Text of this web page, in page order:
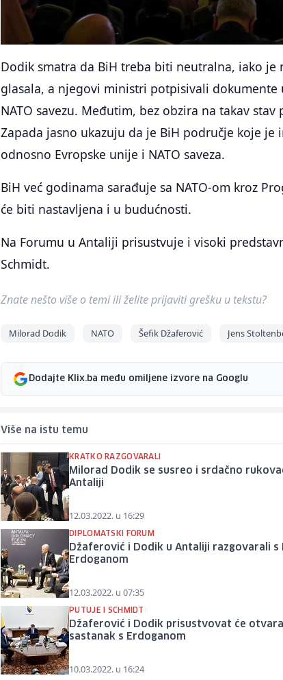
Dodik smatra da BiH treba biti neutralna, iako je
glasala, a njegovi ministri potpisivali dokumente
NATO savezu. Međutim, bez obzira na takav stav
Zapada jasno ukazuju da je BiH područje koje je
odnosno Evropske unije i NATO saveza.
BiH već godinama sarađuje sa NATO-om kroz
će biti nastavljena i u budućnosti.
Na Forumu u Antaliji prisustvuje i visoki
Schmidt.
Znate nešto više o temi ili želite prijaviti grešku u tekstu?
Milorad Dodik NATO Šefik Džaferović Jens
Dodajte Klix.ba među omiljene izvore na Googlu
Više na istu temu
KRATKO RAZGOVARALI
Milorad Dodik se susreo i srdačno
Antaliji
12.03.2022. u 16:29
DIPLOMATSKI FORUM
Džaferović i Dodik u Antaliji razgovarali s
Erdoganom
12.03.2022. u 07:35
PUTUJE I SCHMIDT
Džaferović i Dodik prisustvovat će
sastanak s Erdoganom
10.03.2022. u 16:24